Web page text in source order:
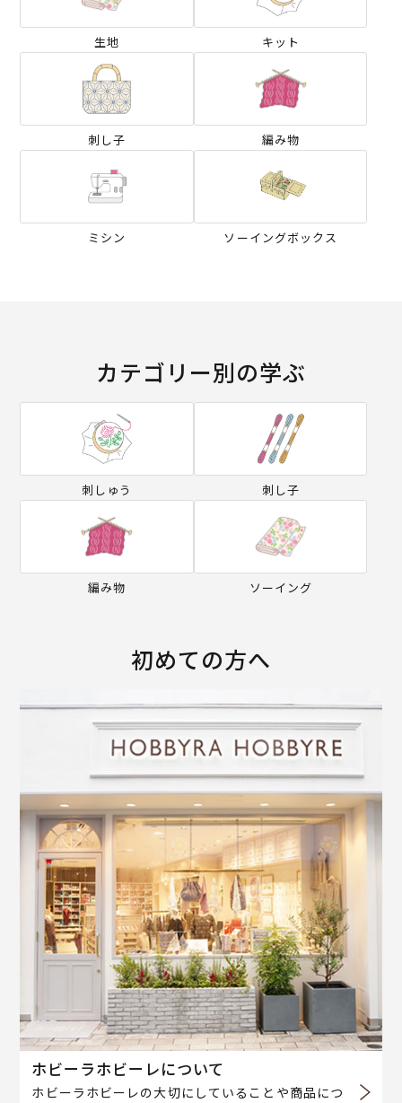
生地 キット
刺し子 編み物
ミシン ソーイングボックス
カテゴリー別の学ぶ
刺しゅう 刺し子
編み物 ソーイング
初めての方へ
ホビーラホビーレについて
ホビーラホビーレの大切にしていることや商品につ